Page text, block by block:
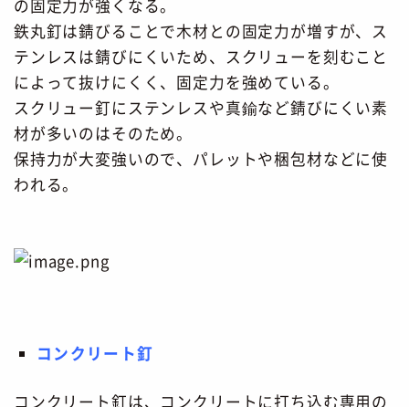
の固定力が強くなる。
鉄丸釘は錆びることで木材との固定力が増すが、ス
テンレスは錆びにくいため、スクリューを刻むこと
によって抜けにくく、固定力を強めている。
スクリュー釘にステンレスや真鍮など錆びにくい素
材が多いのはそのため。
保持力が大変強いので、パレットや梱包材などに使
われる。
コンクリート釘
コンクリート釘は、コンクリートに打ち込む専用の